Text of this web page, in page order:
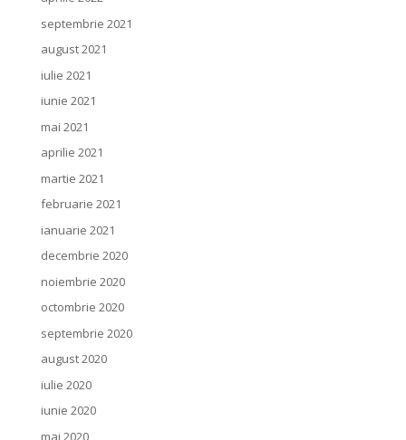
septembrie 2021
august 2021
iulie 2021
iunie 2021
mai 2021
aprilie 2021
martie 2021
februarie 2021
ianuarie 2021
decembrie 2020
noiembrie 2020
octombrie 2020
septembrie 2020
august 2020
iulie 2020
iunie 2020
mai 2020